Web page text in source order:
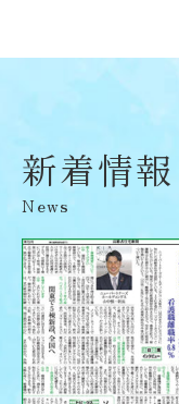
新着情報
News